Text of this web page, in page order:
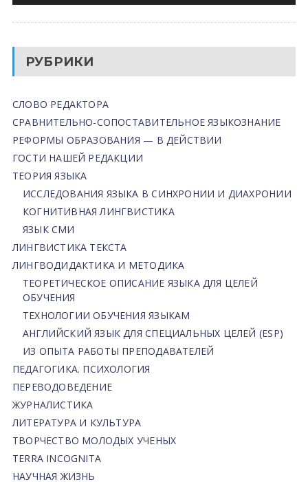
РУБРИКИ
СЛОВО РЕДАКТОРА
СРАВНИТЕЛЬНО-СОПОСТАВИТЕЛЬНОЕ ЯЗЫКОЗНАНИЕ
РЕФОРМЫ ОБРАЗОВАНИЯ — В ДЕЙСТВИИ
ГОСТИ НАШЕЙ РЕДАКЦИИ
ТЕОРИЯ ЯЗЫКА
ИССЛЕДОВАНИЯ ЯЗЫКА В СИНХРОНИИ И ДИАХРОНИИ
КОГНИТИВНАЯ ЛИНГВИСТИКА
ЯЗЫК СМИ
ЛИНГВИСТИКА ТЕКСТА
ЛИНГВОДИДАКТИКА И МЕТОДИКА
ТЕОРЕТИЧЕСКОЕ ОПИСАНИЕ ЯЗЫКА ДЛЯ ЦЕЛЕЙ
ОБУЧЕНИЯ
ТЕХНОЛОГИИ ОБУЧЕНИЯ ЯЗЫКАМ
АНГЛИЙСКИЙ ЯЗЫК ДЛЯ СПЕЦИАЛЬНЫХ ЦЕЛЕЙ (ESP)
ИЗ ОПЫТА РАБОТЫ ПРЕПОДАВАТЕЛЕЙ
ПЕДАГОГИКА. ПСИХОЛОГИЯ
ПЕРЕВОДОВЕДЕНИЕ
ЖУРНАЛИСТИКА
ЛИТЕРАТУРА И КУЛЬТУРА
ТВОРЧЕСТВО МОЛОДЫХ УЧЕНЫХ
TERRA INCOGNITA
НАУЧНАЯ ЖИЗНЬ